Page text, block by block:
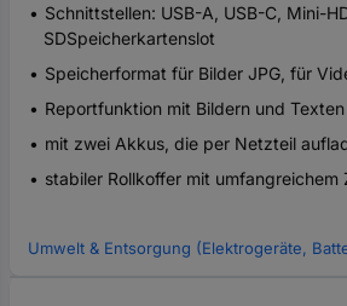
Schnittstellen: USB-A, USB-C, Mini-
SDSpeicherkartenslot
Speicherformat für Bilder JPG, für
Reportfunktion mit Bildern und Texten
mit zwei Akkus, die per Netzteil
stabiler Rollkoffer mit umfangreichem
Umwelt & Entsorgung (Elektrogeräte,